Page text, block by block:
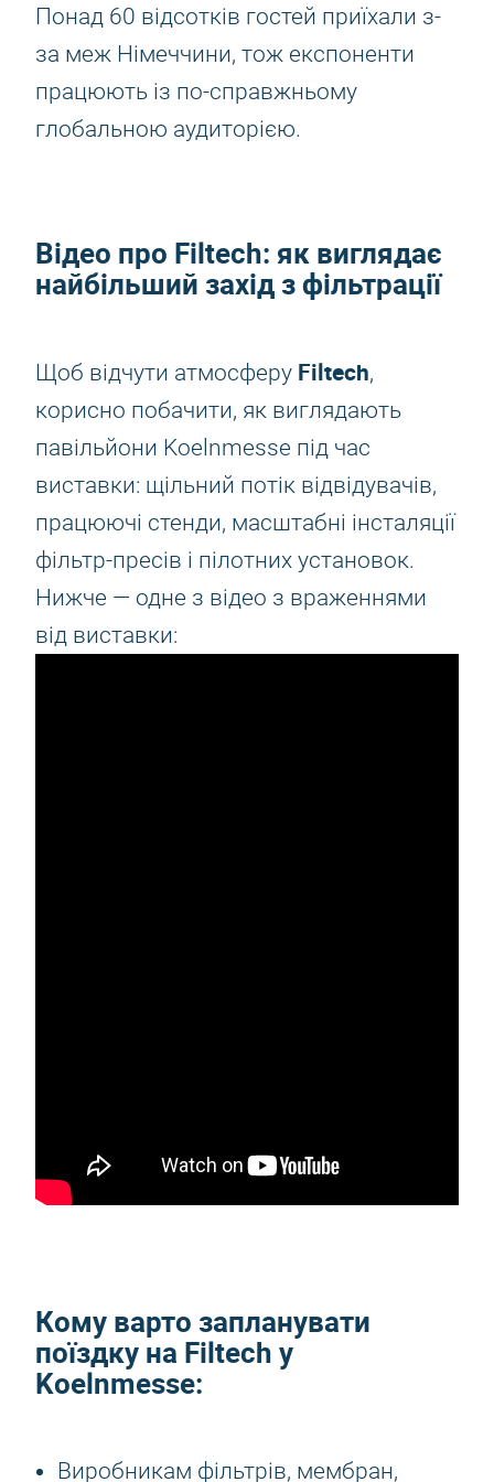
Понад 60 відсотків гостей приїхали з-
за меж Німеччини, тож експоненти
працюють із по-справжньому
глобальною аудиторією.
Відео про Filtech: як виглядає
найбільший захід з фільтрації
Щоб відчути атмосферу Filtech,
корисно побачити, як виглядають
павільйони Koelnmesse під час
виставки: щільний потік відвідувачів,
працюючі стенди, масштабні інсталяції
фільтр-пресів і пілотних установок.
Нижче — одне з відео з враженнями
від виставки:
Кому варто запланувати
поїздку на Filtech у
Koelnmesse:
Виробникам фільтрів, мембран,